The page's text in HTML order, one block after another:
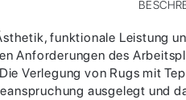
funktionale Leistung
Anforderungen des
Verlegung von Rugs mit
ausgelegt und